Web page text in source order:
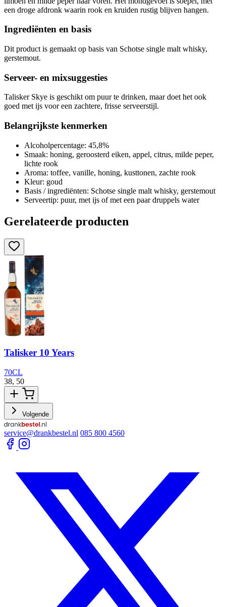
een droge afdronk waarin rook en kruiden rustig blijven hangen.
Ingrediënten en basis
Dit product is gemaakt op basis van Schotse single malt whisky,
gerstemout.
Serveer- en mixsuggesties
Talisker Skye is geschikt om puur te drinken, maar doet het ook
goed met ijs voor een zachtere, frisse serveerstijl.
Belangrijkste kenmerken
Alcoholpercentage: 45,8%
Smaak: honing, geroosterd eiken, appel, citrus, milde peper,
lichte rook
Aroma: toffee, vanille, honing, kusttonen, zachte rook
Kleur: goud
Basis / ingrediënten: Schotse single malt whisky, gerstemout
Serveertip: puur, met ijs of met een paar druppels water
Gerelateerde producten
Talisker 10 Years
70CL
38, 50
Volgende
service@drankbestel.nl 085 800 4560